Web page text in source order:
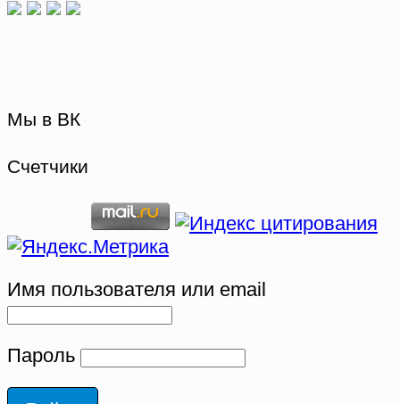
Мы в ВК
Счетчики
Имя пользователя или email
Пароль